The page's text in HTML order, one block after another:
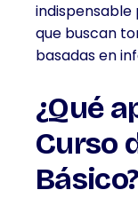
que buscan
basadas en
¿Qué
Curso
Básico?